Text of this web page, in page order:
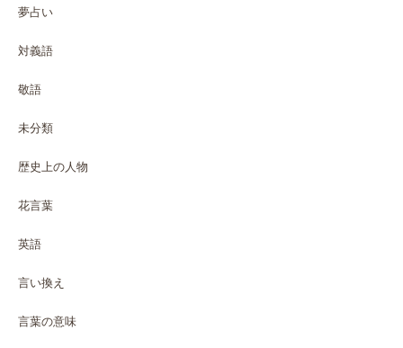
夢占い
対義語
敬語
未分類
歴史上の人物
花言葉
英語
言い換え
言葉の意味